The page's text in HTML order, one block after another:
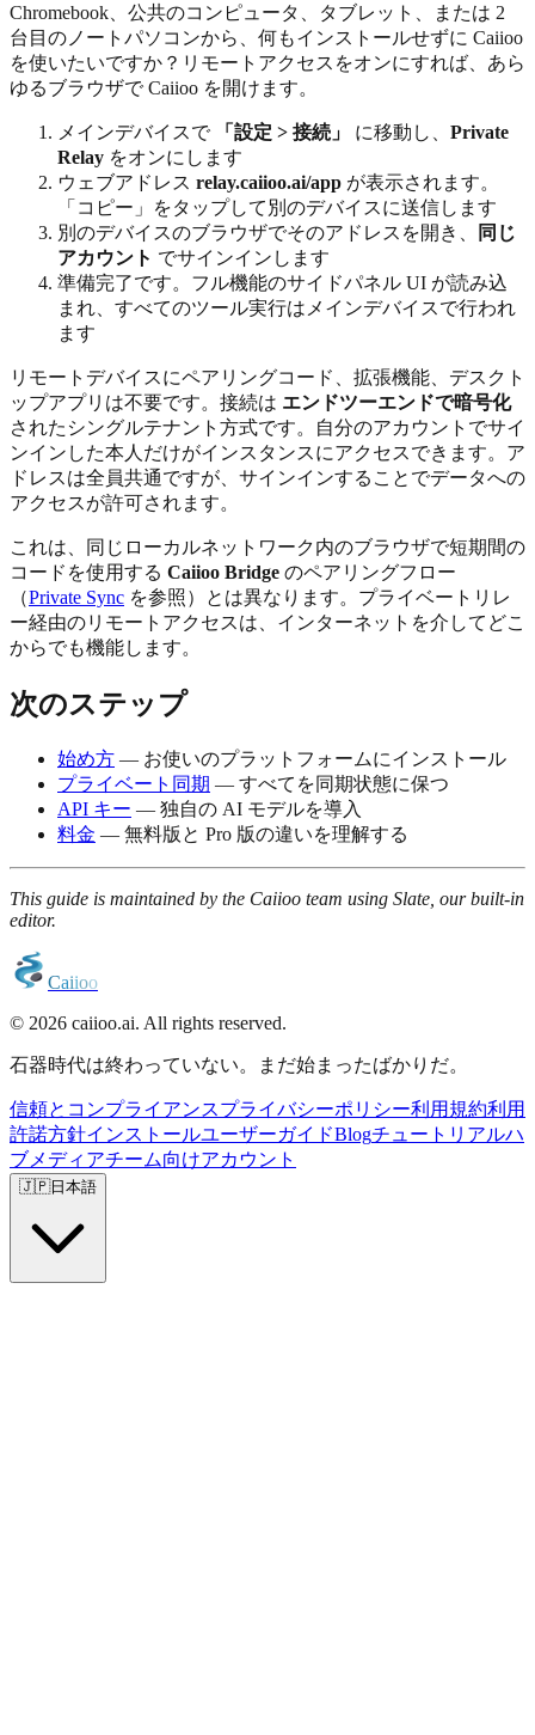
Chromebook、公共のコンピュータ、タブレット、または 2
台目のノートパソコンから、何もインストールせずに Caiioo
を使いたいですか？リモートアクセスをオンにすれば、あら
ゆるブラウザで Caiioo を開けます。
メインデバイスで 「設定 > 接続」 に移動し、 Private
Relay をオンにします
ウェブアドレス relay.caiioo.ai/app が表示されます。
「コピー」をタップして別のデバイスに送信します
別のデバイスのブラウザでそのアドレスを開き、
同じ
アカウント でサインインします
準備完了です。フル機能のサイドパネル UI が読み込
まれ、すべてのツール実行はメインデバイスで行われ
ます
リモートデバイスにペアリングコード、拡張機能、デスクト
ップアプリは不要です。接続は エンドツーエンドで暗号化
されたシングルテナント方式です。自分のアカウントでサイ
ンインした本人だけがインスタンスにアクセスできます。ア
ドレスは全員共通ですが、サインインすることでデータへの
アクセスが許可されます。
これは、同じローカルネットワーク内のブラウザで短期間の
コードを使用する Caiioo Bridge のペアリングフロー
（Private Sync を参照）とは異なります。プライベートリレ
ー経由のリモートアクセスは、インターネットを介してどこ
からでも機能します。
次のステップ
始め方 — お使いのプラットフォームにインストール
プライベート同期 — すべてを同期状態に保つ
API キー — 独自の AI モデルを導入
料金 — 無料版と Pro 版の違いを理解する
This guide is maintained by the Caiioo team using Slate, our built-in
editor.
Caiioo
© 2026 caiioo.ai. All rights reserved.
石器時代は終わっていない。まだ始まったばかりだ。
信頼とコンプライアンスプライバシーポリシー利用規約利用
許諾方針インストールユーザーガイドBlogチュートリアルハ
ブ メディアチーム向けアカウント
🇯🇵日本語